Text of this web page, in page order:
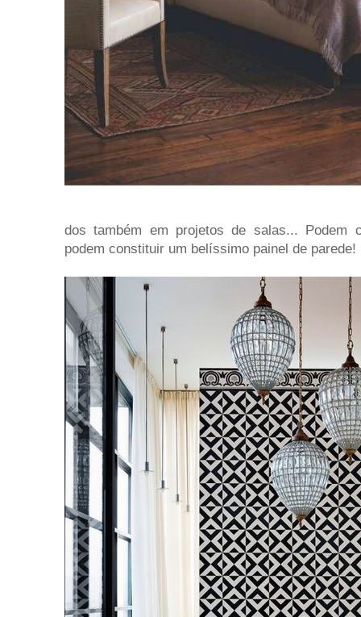
dos também em projetos de salas... Podem
podem constituir um belíssimo painel de parede!